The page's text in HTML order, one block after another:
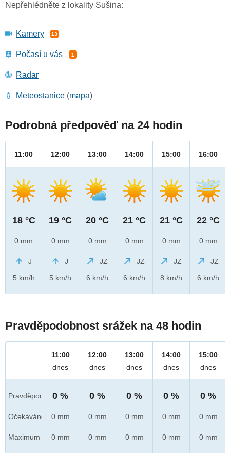
Nepřehlédněte z lokality Sušina:
Kamery 13
Počasí u vás 1
Radar
Meteostanice (mapa)
Podrobná předpověď na 24 hodin
11:00
18 °C
0 mm
J
5 km/h
12:00
19 °C
0 mm
J
5 km/h
13:00
20 °C
0 mm
JZ
6 km/h
14:00
21 °C
0 mm
JZ
6 km/h
15:00
21 °C
0 mm
JZ
8 km/h
16:00
22 °C
0 mm
JZ
6 km/h
Pravděpodobnost srážek na 48 hodin
Pravděpod.
Očekáváno
Maximum
11:00
dnes
0 %
0 mm
0 mm
12:00
dnes
0 %
0 mm
0 mm
13:00
dnes
0 %
0 mm
0 mm
14:00
dnes
0 %
0 mm
0 mm
15:00
dnes
0 %
0 mm
0 mm